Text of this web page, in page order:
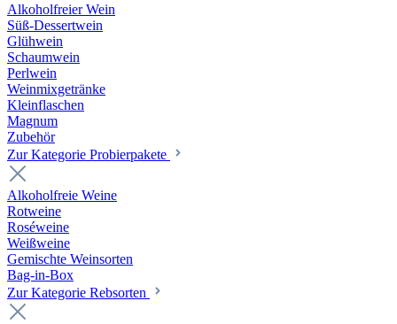
Alkoholfreier Wein
Süß-Dessertwein
Glühwein
Schaumwein
Perlwein
Weinmixgetränke
Kleinflaschen
Magnum
Zubehör
Zur Kategorie Probierpakete
Alkoholfreie Weine
Rotweine
Roséweine
Weißweine
Gemischte Weinsorten
Bag-in-Box
Zur Kategorie Rebsorten